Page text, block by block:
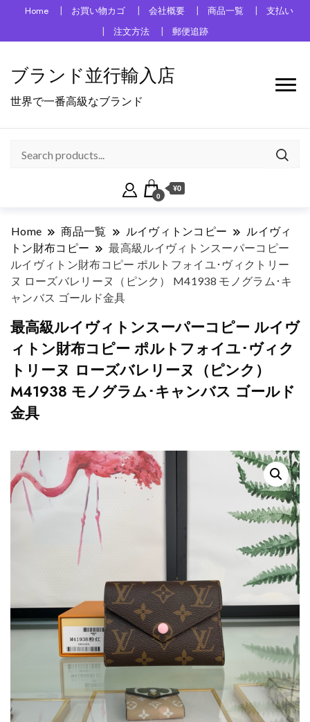
Home お買い物カゴ 会社概要 商品一覧
支払い
注文方法
郵便追跡
ブランド並行輸入店
世界で一番高級なブランド
0
¥0
Home 商品一覧 ルイヴィトンコピー
ルイヴィ
トン財布コピー
最高級ルイヴィトンスーパーコピー
ルイヴィトン財布コピー ポルトフォイユ･ヴィクトリー
ヌ ローズバレリーヌ（ピンク） M41938 モノグラム･キ
ャンバス ゴールド金具
最高級ルイヴィトンスーパーコピー ルイヴ
ィトン財布コピー ポルトフォイユ･ヴィク
トリーヌ ローズバレリーヌ（ピンク）
M41938 モノグラム･キャンバス ゴールド
金具